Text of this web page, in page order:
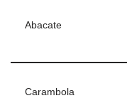
Abacate
Carambola